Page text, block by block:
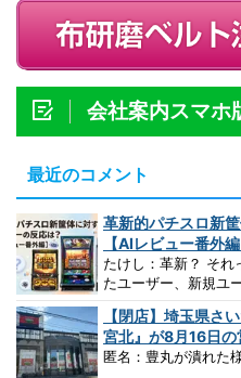
会社案内スマホ
最近のコメント
革新的パチスロ新
【AIレビュー番外編
たけし：革新？ それ
たユーザー、新規ユ
【閉店】埼玉県さ
宮北』が8月16日の
匿名：豊丸が潰れた